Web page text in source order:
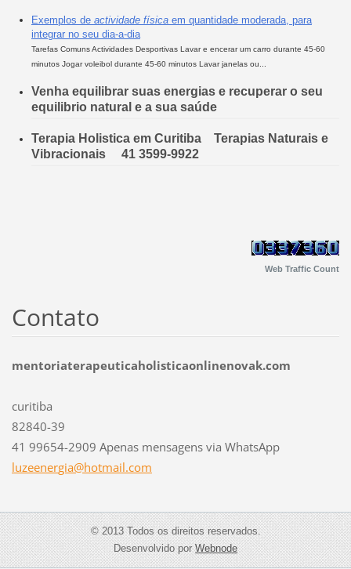
Exemplos de actividade físicaem quantidade moderada, para
integrar no seu dia-a-dia
Tarefas Comuns Actividades Desportivas Lavar e encerar um carro durante 45-60
minutos Jogar voleibol durante 45-60 minutos Lavar janelas ou...
Venha equilibrar suas energias e recuperar o seu
equilibrio natural e a sua saúde
Terapia Holistica em Curitiba Terapias Naturais e
Vibracionais 41 3599-9922
Web Traffic Count
Contato
mentoriaterapeuticaholisticaonlinenovak.com
curitiba
82840-39
41 99654-2909 Apenas mensagens via WhatsApp
luzeenergia@hotmail.com
© 2013 Todos os direitos reservados.
Desenvolvido porWebnode